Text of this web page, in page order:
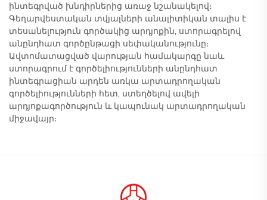
ինտեգրված խնդիրներից առաջ նշանակելով։
Գեղարվեստական տվյալների անալիտիկան տալիս է
տեսանելություն գործակից արդյոքին, ստորագրելով
անընդհատ գործընթացի սեփականությունը։
Ավտոմատացված վարության համակարգը նաև
ստորագրում է գործելիությունների անընդհատ
ինտեգրացիան արդեն առկա արտադրողական
գործելիությունների հետ, ստեղծելով ավելի
արդյոքագործություն և կապունակ արտադրողական
միջավայր։